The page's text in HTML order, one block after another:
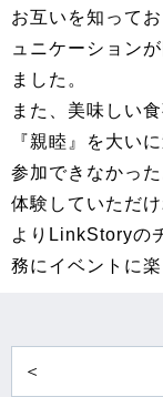
お互いを知って
ュニケーション
ました。
また、美味しい
『親睦』を大い
参加できなかっ
体験していただけ
よりLinkStoryの
務にイベントに